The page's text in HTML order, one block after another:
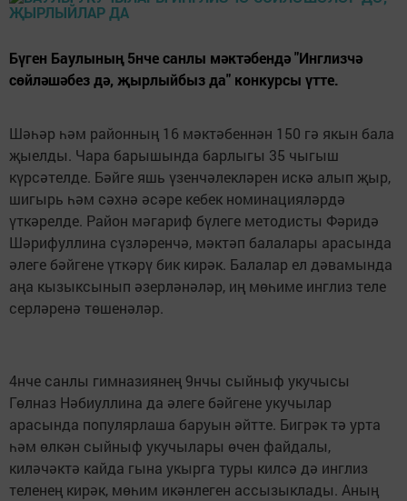
Бүген Баулының 5нче санлы мәктәбендә "Инглизчә
сөйләшәбез дә, җырлыйбыз да" конкурсы үтте.
Шәһәр һәм районның 16 мәктәбеннән 150 гә якын бала
җыелды. Чара барышында барлыгы 35 чыгыш
күрсәтелде. Бәйге яшь үзенчәлекләрен искә алып җыр,
шигырь һәм сәхнә әсәре кебек номинацияләрдә
үткәрелде. Район мәгариф бүлеге методисты Фәридә
Шәрифуллина сүзләренчә, мәктәп балалары арасында
әлеге бәйгене үткәрү бик кирәк. Балалар ел дәвамында
аңа кызыксынып әзерләнәләр, иң мөһиме инглиз теле
серләренә төшенәләр.
4нче санлы гимназиянең 9нчы сыйныф укучысы
Гөлназ Нәбиуллина да әлеге бәйгене укучылар
арасында популярлаша баруын әйтте. Бигрәк тә урта
һәм өлкән сыйныф укучылары өчен файдалы,
киләчәктә кайда гына укырга туры килсә дә инглиз
теленең кирәк, мөһим икәнлеген ассызыклады. Аның